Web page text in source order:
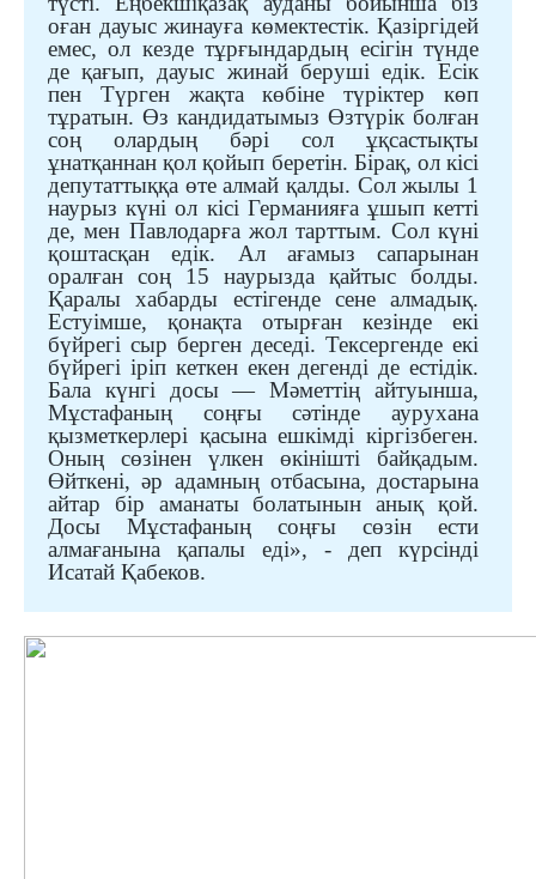
оған дауыс жинауға көмектестік. Қазіргідей
емес, ол кезде тұрғындардың есігін түнде
де қағып, дауыс жинай беруші едік. Есік
пен Түрген жақта көбіне түріктер көп
тұратын. Өз кандидатымыз Өзтүрік болған
соң олардың бәрі сол ұқсастықты
ұнатқаннанқол қойып беретін. Бірақ, ол кісі
депутаттыққа өте алмай қалды. Сол жылы 1
наурыз күні ол кісі Германияға ұшып кетті
де, мен Павлодарға жол тарттым. Сол күні
қоштасқан едік. Ал ағамыз сапарынан
оралған соң 15 наурызда қайтыс болды.
Қаралы хабарды естігенде сене алмадық.
Естуімше, қонақта отырған кезінде екі
бүйрегі сыр берген деседі. Тексергенде екі
бүйрегі іріп кеткен екен дегенді де естідік.
Бала күнгі досы — Мәметтің айтуынша,
Мұстафаның соңғы сәтінде аурухана
қызметкерлері қасына ешкімді кіргізбеген.
Оның сөзінен үлкен өкінішті байқадым.
Өйткені, әр адамның отбасына, достарына
айтар бір аманаты болатынын анық қой.
Досы Мұстафаның соңғы сөзін ести
алмағанына қапалы еді», - деп күрсінді
Исатай Қабеков.